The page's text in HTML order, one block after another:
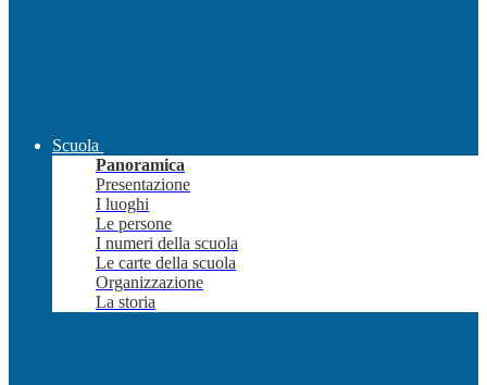
Scuola
Panoramica
Presentazione
I luoghi
Le persone
I numeri della scuola
Le carte della scuola
Organizzazione
La storia